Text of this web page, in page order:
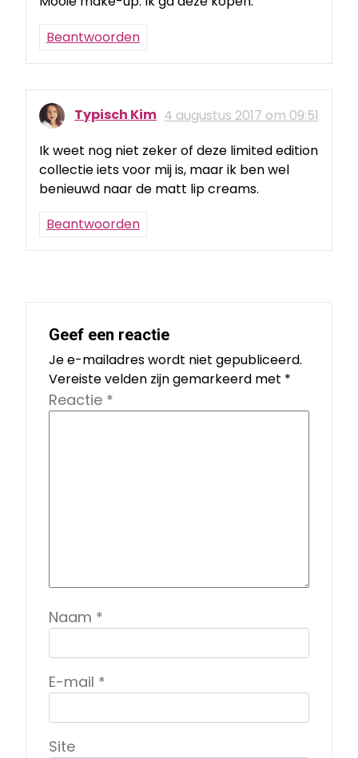
Beantwoorden
Typisch Kim 4 augustus 2017 om 09:51
Ik weet nog niet zeker of deze limited edition
collectie iets voor mij is, maar ik ben wel
benieuwd naar de matt lip creams.
Beantwoorden
Geef een reactie
Je e-mailadres wordt niet gepubliceerd.
Vereiste velden zijn gemarkeerd met *
Reactie *
Naam *
E-mail *
Site